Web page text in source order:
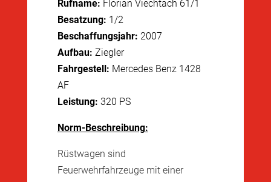
Rufname: Florian Viechtach 61/1
Besatzung: 1/2
Beschaffungsjahr: 2007
Aufbau: Ziegler
Fahrgestell: Mercedes Benz 1428
AF
Leistung: 320 PS
Norm-Beschreibung:
Rüstwagen sind
Feuerwehrfahrzeuge mit einer